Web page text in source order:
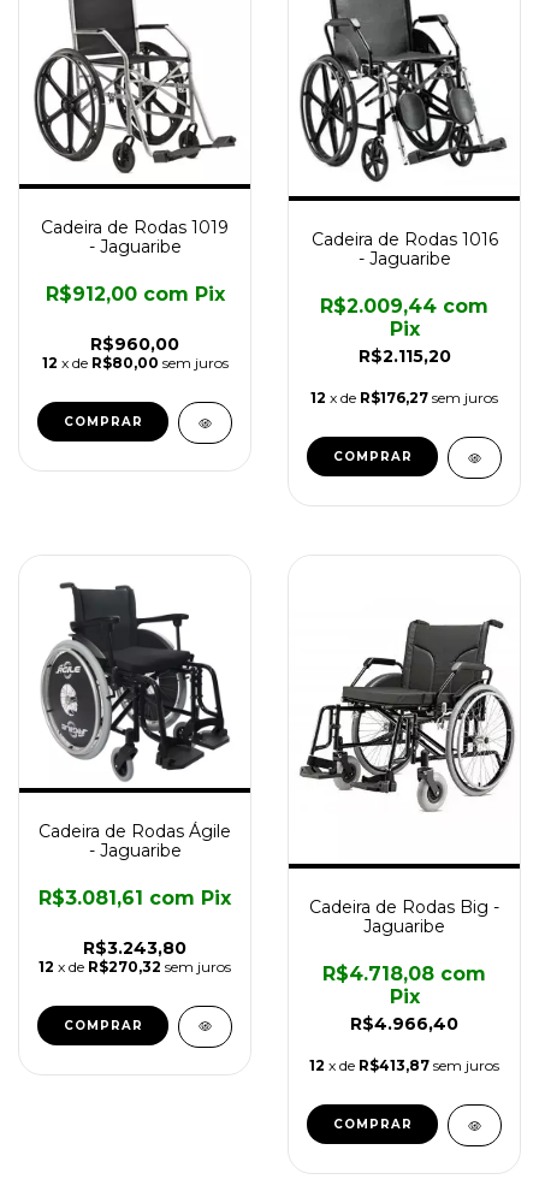
Cadeira de Rodas 1019
- Jaguaribe
R$960,00
R$912,00 com Pix
12 x de R$80,00 sem juros
Cadeira de Rodas 1016
- Jaguaribe
R$2.115,20
R$2.009,44 com
Pix
12 x de R$176,27 sem juros
Cadeira de Rodas Ágile
- Jaguaribe
R$3.243,80
R$3.081,61 com Pix
12 x de R$270,32 sem juros
Cadeira de Rodas Big -
Jaguaribe
R$4.966,40
R$4.718,08 com
Pix
12 x de R$413,87 sem juros